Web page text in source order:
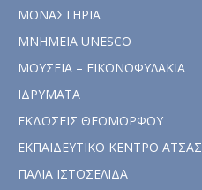
ΜΟΝΑΣΤΗΡΙΑ
ΜΝΗΜΕΙΑ UNESCO
ΜΟΥΣΕΙΑ – ΕΙΚΟΝΟΦΥΛΑΚΙΑ
ΙΔΡΥΜΑΤΑ
ΕΚΔΟΣΕΙΣ ΘΕΟΜΟΡΦΟΥ
ΕΚΠΑΙΔΕΥΤΙΚΟ ΚΕΝΤΡΟ ΑΤΣΑΣ
ΠΑΛΙΑ ΙΣΤΟΣΕΛΙΔΑ